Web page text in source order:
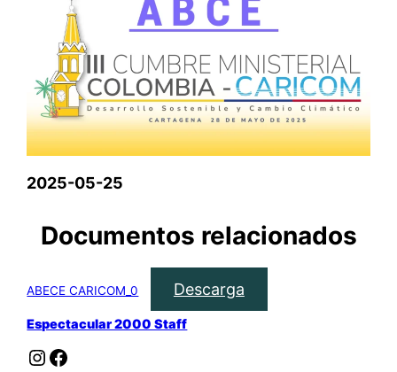
2025-05-25
Documentos relacionados
ABECE CARICOM_0 Descarga
Espectacular 2000 Staff
Instagram Facebook